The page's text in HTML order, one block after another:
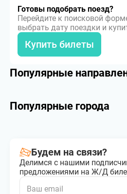
Готовы подобрать поезд?
Перейдите к поисковой
выбрать дату поездки и
Купить билеты
Популярные
Популярные города
Будем на связи?
Делимся с нашими
предложениями на Ж/Д